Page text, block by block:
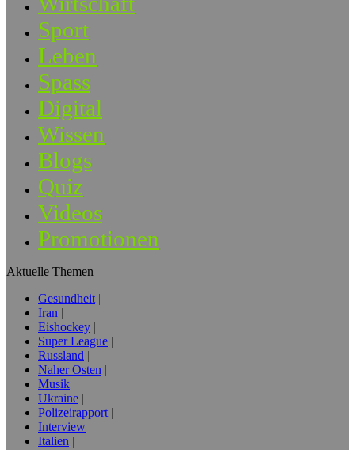
Sport
Leben
Spass
Digital
Wissen
Blogs
Quiz
Videos
Promotionen
Aktuelle Themen
Gesundheit
Iran
Eishockey
Super League
Russland
Naher Osten
Musik
Ukraine
Polizeirapport
Interview
Italien